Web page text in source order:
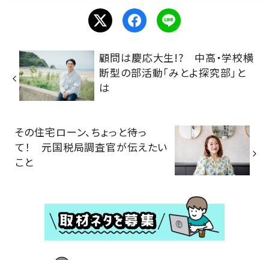
顧問は慶応大生!? 中高・学校横
断型の部活動「みとよ探究部」と
は
その住宅ローン、ちょっと待っ
て！ 元国税局調査官が伝えたい
こと